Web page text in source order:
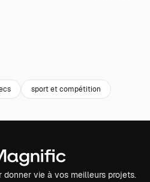
sport et compétition
vie à vos meilleurs projets.